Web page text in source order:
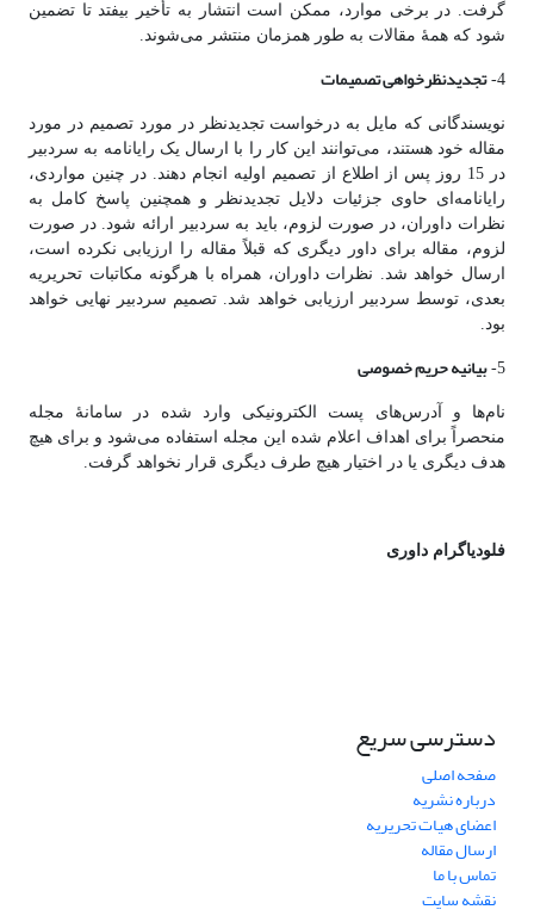
گرفت. در برخی موارد، ممکن است انتشار به تأخیر بیفتد تا تضمین
شود که همۀ مقالات به طور همزمان منتشر می‌شوند.
4- تجدیدنظرخواهی تصمیمات
نویسندگانی که مایل به درخواست تجدیدنظر در مورد تصمیم در مورد
مقاله خود هستند، می‌توانند این کار را با ارسال یک رایانامه به سردبیر
در 15 روز پس از اطلاع از تصمیم اولیه انجام دهند. در چنین مواردی،
رایانامه‌ای حاوی جزئیات دلایل تجدیدنظر و همچنین پاسخ کامل به
نظرات داوران، در صورت لزوم، باید به سردبیر ارائه شود. در صورت
لزوم، مقاله برای داور دیگری که قبلاً مقاله را ارزیابی نکرده است،
ارسال خواهد شد. نظرات داوران، همراه با هرگونه مکاتبات تحریریه
بعدی، توسط سردبیر ارزیابی خواهد شد. تصمیم سردبیر نهایی خواهد
بود.
5- بیانیه حریم خصوصی
نام‌ها و آدرس‌های پست الکترونیکی وارد شده در سامانۀ مجله
منحصراً برای اهداف اعلام شده این مجله استفاده می‌شود و برای هیچ
هدف دیگری یا در اختیار هیچ طرف دیگری قرار نخواهد گرفت.
فلودیاگرام داوری
دسترسی سریع
صفحه اصلی
درباره نشریه
اعضای هیات تحریریه
ارسال مقاله
تماس با ما
نقشه سایت